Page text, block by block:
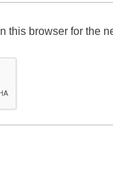
this browser for the